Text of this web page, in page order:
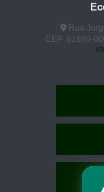
Rua
CEP: 61880-